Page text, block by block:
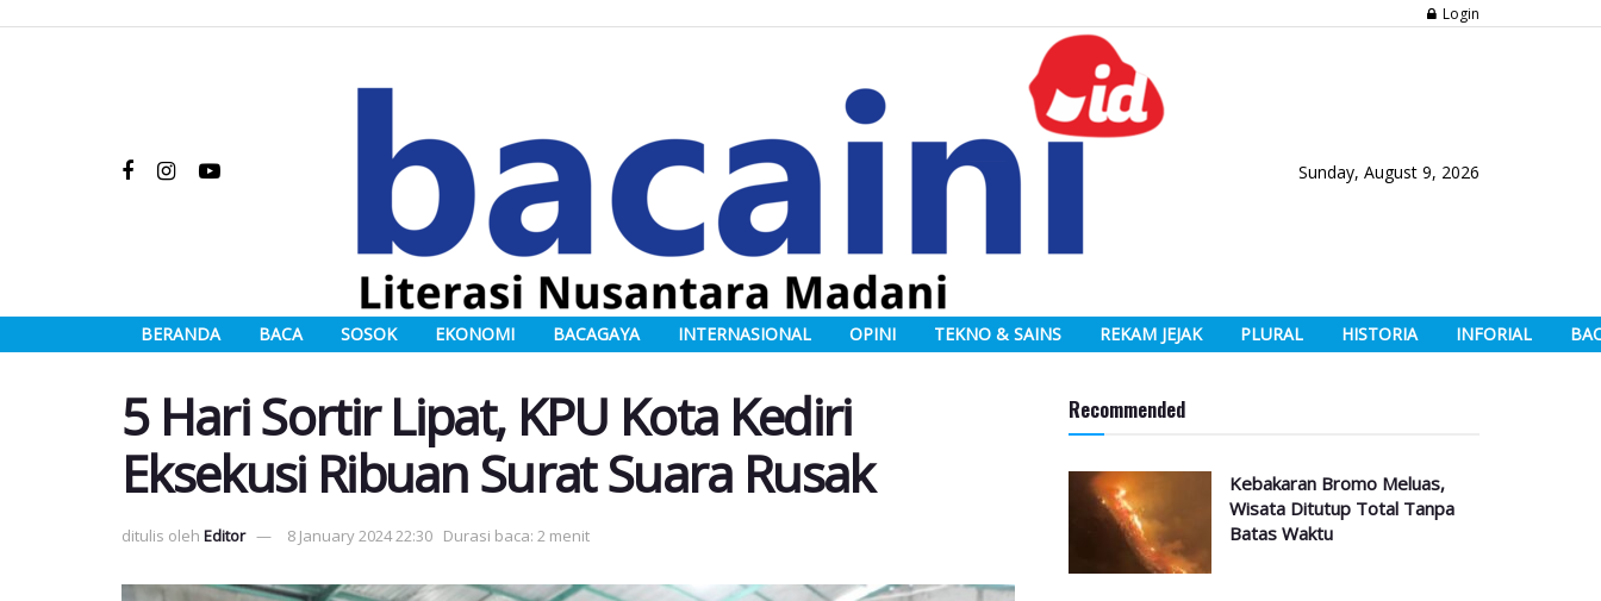
Login
Sunday, August 9, 2026
BERANDA BACA SOSOK EKONOMI BACAGAYA INTERNASIONAL OPINI TEKNO & SAINS REKAM JEJAK PLURAL HISTORIA INFORIAL
5 Hari Sortir Lipat, KPU Kota Kediri
Eksekusi Ribuan Surat Suara Rusak
ditulis oleh Editor 8 January 2024 22:30 Durasi baca: 2 menit
Recommended
Kebakaran Bromo Meluas,
Wisata Ditutup Total Tanpa
Batas Waktu